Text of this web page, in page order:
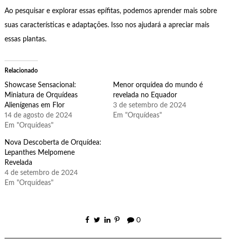
Ao pesquisar e explorar essas epífitas, podemos aprender mais sobre
suas características e adaptações. Isso nos ajudará a apreciar mais
essas plantas.
Relacionado
Showcase Sensacional:
Miniatura de Orquídeas
Alienígenas em Flor
14 de agosto de 2024
Em "Orquídeas"
Menor orquídea do mundo é
revelada no Equador
3 de setembro de 2024
Em "Orquídeas"
Nova Descoberta de Orquídea:
Lepanthes Melpomene
Revelada
4 de setembro de 2024
Em "Orquídeas"
0